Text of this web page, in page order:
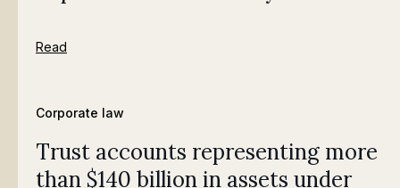
Read
Corporate law
Trust accounts representing more
than $140 billion in assets under